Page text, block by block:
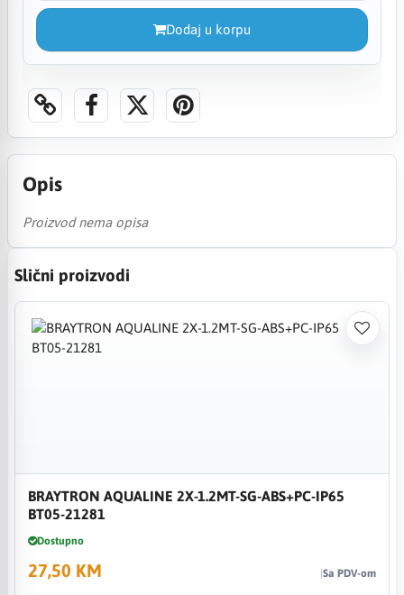
Dodaj u korpu
Opis
Proizvod nema opisa
Slični proizvodi
BRAYTRON AQUALINE 2X-1.2MT-SG-ABS+PC-IP65
BT05-21281
Dostupno
27,50 KM Sa PDV-om